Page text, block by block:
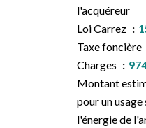
l'acquéreur
Loi Carrez
Taxe foncière
Charges
Montant
pour un
l'énergie de